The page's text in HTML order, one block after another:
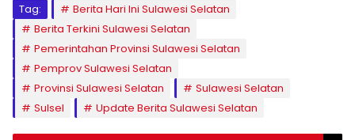
Tag:
Berita Hari Ini Sulawesi Selatan
Berita Terkini Sulawesi Selatan
Pemerintahan Provinsi Sulawesi Selatan
Pemprov Sulawesi Selatan
Provinsi Sulawesi Selatan
Sulawesi Selatan
Sulsel
Update Berita Sulawesi Selatan